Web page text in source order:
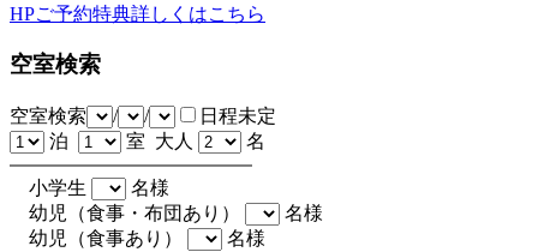
HPご予約特典詳しくはこちら
空室検索
空室検索 / /
日程未定
泊
室 大人 名
小学生
名様
幼児（食事・布団あり）
名様
幼児（食事あり）
名様